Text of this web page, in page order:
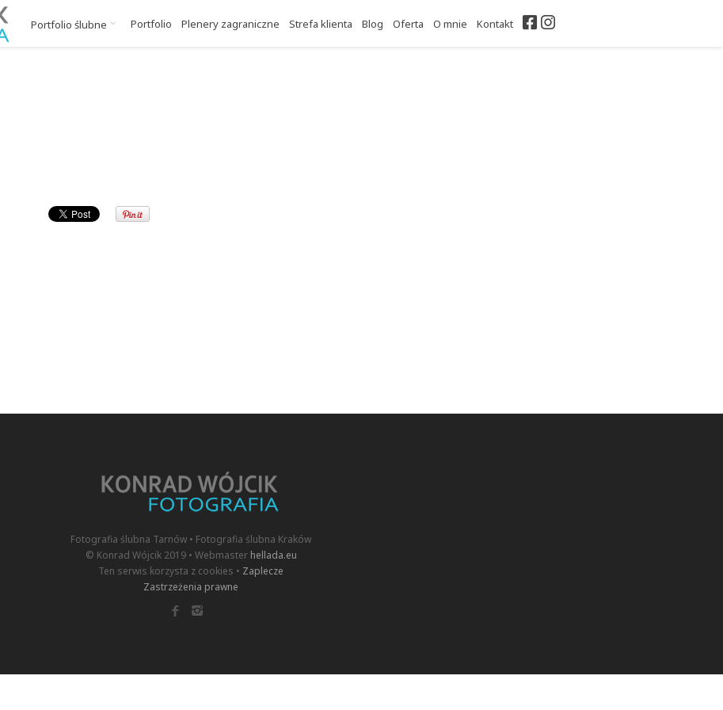
Portfolio ślubne Portfolio Plenery zagraniczne Strefa klienta Blog Oferta O mnie Kontakt Facebook
Instagram
Fotografia ślubna Tarnów • Fotografia ślubna Kraków
© Konrad Wójcik 2019 • Webmaster hellada.eu
Ten serwis korzysta z cookies • Zaplecze
Zastrzeżenia prawne